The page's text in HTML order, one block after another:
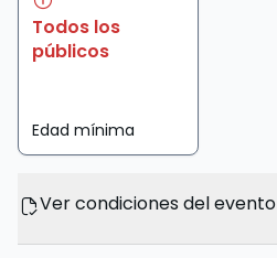
Todos los
públicos
Edad mínima
Ver condiciones del evento